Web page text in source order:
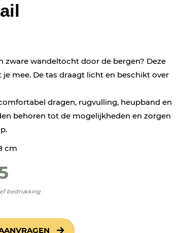
zware wandeltocht door de bergen? Deze
mee. De tas draagt licht en beschikt over
dragen, rugvulling, heupband en
behoren tot de mogelijkheden en zorgen
cm
bedrukking